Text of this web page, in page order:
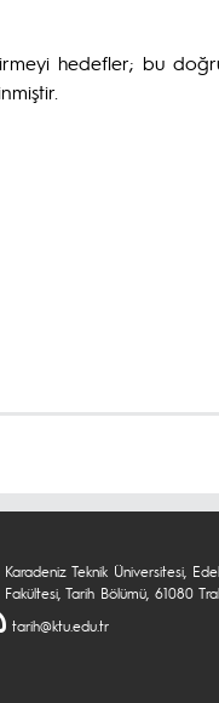
hedefler; bu
Karadeniz Teknik Üniversitesi,
Fakültesi, Tarih Bölümü, 61080
tarih@ktu.edu.tr